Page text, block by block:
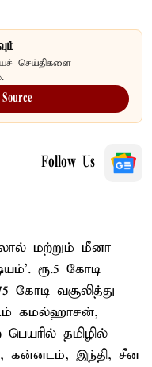
செய்திகளை
Follow Us
மற்றும் மீனா
ரூ.5 கோடி
கோடி வசூலித்து
கமல்ஹாசன்,
தமிழில்
கன்னடம், இந்தி, சீன